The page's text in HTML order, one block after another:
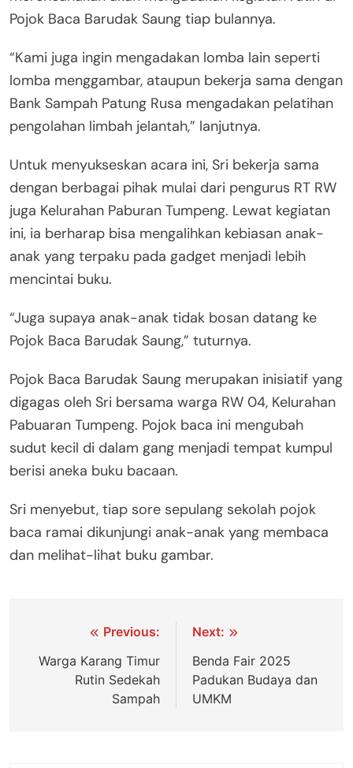
Pojok Baca Barudak Saung tiap bulannya.
“Kami juga ingin mengadakan lomba lain seperti
lomba menggambar, ataupun bekerja sama dengan
Bank Sampah Patung Rusa mengadakan pelatihan
pengolahan limbah jelantah,” lanjutnya.
Untuk menyukseskan acara ini, Sri bekerja sama
dengan berbagai pihak mulai dari pengurus RT RW
juga Kelurahan Paburan Tumpeng. Lewat kegiatan
ini, ia berharap bisa mengalihkan kebiasan anak-
anak yang terpaku pada gadget menjadi lebih
mencintai buku.
“Juga supaya anak-anak tidak bosan datang ke
Pojok Baca Barudak Saung,” tuturnya.
Pojok Baca Barudak Saung merupakan inisiatif yang
digagas oleh Sri bersama warga RW 04, Kelurahan
Pabuaran Tumpeng. Pojok baca ini mengubah
sudut kecil di dalam gang menjadi tempat kumpul
berisi aneka buku bacaan.
Sri menyebut, tiap sore sepulang sekolah pojok
baca ramai dikunjungi anak-anak yang membaca
dan melihat-lihat buku gambar.
Navigasi
pos
Previous:
Warga Karang Timur
Rutin Sedekah
Sampah
Next:
Benda Fair 2025
Padukan Budaya dan
UMKM